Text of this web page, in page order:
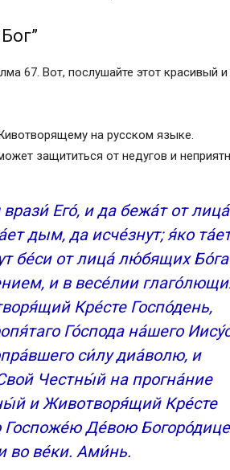
67. Вот, послушайте этот красивый и
на русском языке.
защититься от недугов и
Его́, и да бежа́т от лица́
дым, да исче́знут; я́ко
бе́си от лица́ лю́бящих
и в весе́лии
Кре́сте Госпо́день,
Го́спода на́шего
си́лу диа́волю, и
Честны́й на прогна́ние
и Животворя́щий Кре́сте
Госпоже́ю Де́вою
во ве́ки. Ами́нь.